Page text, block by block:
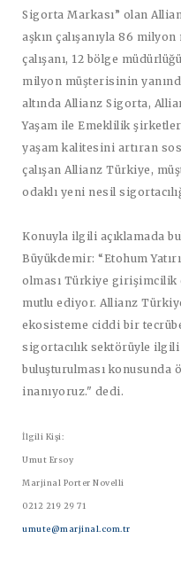
Sigorta Markası” olan
aşkın çalışanıyla 86
çalışanı, 12 bölge
milyon müşterisinin
altında Allianz Sigorta,
Yaşam ile Emeklilik
yaşam kalitesini artıran
çalışan Allianz Türkiye,
odaklı yeni nesil
Konuyla ilgili açıklamada
Büyükdemir: “Etohum
olması Türkiye girişimcilik
mutlu ediyor. Allianz
ekosisteme ciddi bir tecrübe
sigortacılık sektörüyle
buluşturulması konusunda
inanıyoruz." dedi.
İlgili Kişi:
Umut Ersoy
Marjinal Porter Novelli
0212 219 29 71
umute@marjinal.com.tr